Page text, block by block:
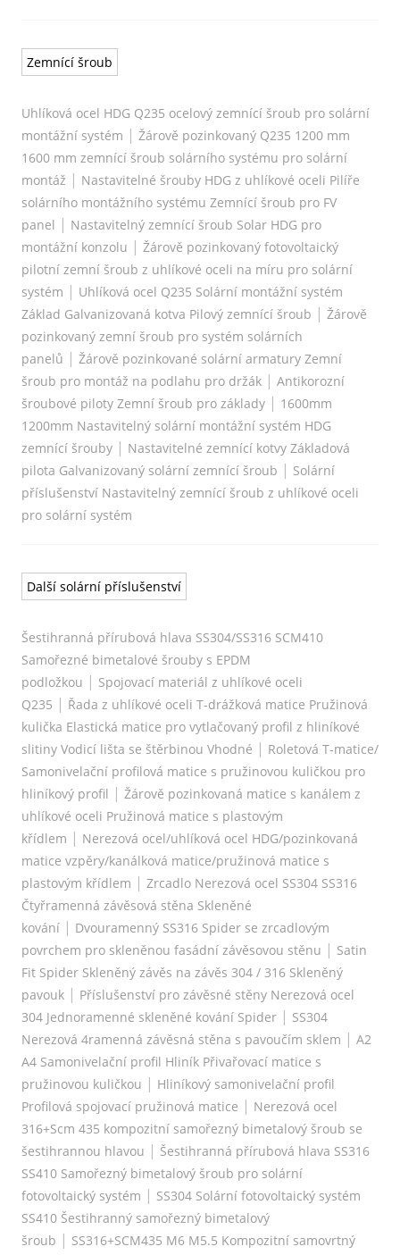
Zemnící šroub
Uhlíková ocel HDG Q235 ocelový zemnící šroub pro solární
montážní systém | Žárově pozinkovaný Q235 1200 mm
1600 mm zemnící šroub solárního systému pro solární
montáž | Nastavitelné šrouby HDG z uhlíkové oceli Pilíře
solárního montážního systému Zemnící šroub pro FV
panel | Nastavitelný zemnící šroub Solar HDG pro
montážní konzolu | Žárově pozinkovaný fotovoltaický
pilotní zemní šroub z uhlíkové oceli na míru pro solární
systém | Uhlíková ocel Q235 Solární montážní systém
Základ Galvanizovaná kotva Pilový zemnící šroub | Žárově
pozinkovaný zemní šroub pro systém solárních
panelů | Žárově pozinkované solární armatury Zemní
šroub pro montáž na podlahu pro držák| Antikorozní
šroubové piloty Zemní šroub pro základy| 1600mm
1200mm Nastavitelný solární montážní systém HDG
zemnící šrouby| Nastavitelné zemnící kotvy Základová
pilota Galvanizovaný solární zemnící šroub | Solární
příslušenství Nastavitelný zemnící šroub z uhlíkové oceli
pro solární systém
Další solární příslušenství
Šestihranná přírubová hlava SS304/SS316 SCM410
Samořezné bimetalové šrouby s EPDM
podložkou | Spojovací materiál z uhlíkové oceli
Q235 | Řada z uhlíkové oceli T-drážková matice Pružinová
kulička Elastická matice pro vytlačovaný profil z hliníkové
slitiny Vodicí lišta se štěrbinou Vhodné | Roletová T-matice/
Samonivelační profilová matice s pružinovou kuličkou pro
hliníkový profil | Žárově pozinkovaná matice s kanálem z
uhlíkové oceli Pružinová matice s plastovým
křídlem | Nerezová ocel/uhlíková ocel HDG/pozinkovaná
matice vzpěry/kanálková matice/pružinová matice s
plastovým křídlem | Zrcadlo Nerezová ocel SS304 SS316
Čtyřramenná závěsová stěna Skleněné
kování| Dvouramenný SS316 Spider se zrcadlovým
povrchem pro skleněnou fasádní závěsovou stěnu | Satin
Fit Spider Skleněný závěs na závěs 304 / 316 Skleněný
pavouk| Příslušenství pro závěsné stěny Nerezová ocel
304 Jednoramenné skleněné kování Spider| SS304
Nerezová 4ramenná závěsná stěna s pavoučím sklem | A2
A4 Samonivelační profil Hliník Přivařovací matice s
pružinovou kuličkou | Hliníkový samonivelační profil
Profilová spojovací pružinová matice | Nerezová ocel
316+Scm 435 kompozitní samořezný bimetalový šroub se
šestihrannou hlavou | Šestihranná přírubová hlava SS316
SS410 Samořezný bimetalový šroub pro solární
fotovoltaický systém | SS304 Solární fotovoltaický systém
SS410 Šestihranný samořezný bimetalový
šroub | SS316+SCM435 M6 M5.5 Kompozitní samovrtný